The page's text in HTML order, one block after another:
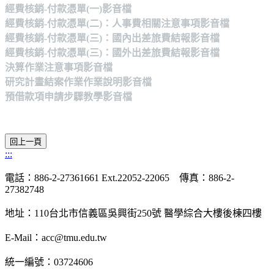
經費核銷-付款憑單(一)影音檔
經費核銷-付款憑單(二)：人事費相關注意事項影音檔
經費核銷-付款憑單(三)：國內出差旅費結報影音檔
經費核銷-付款憑單(三)：國外出差旅費結報影音檔
決算作業注意事項影音檔
研究計畫結案作業作業說明影音檔
預借款項申請步驟教學影音檔
:::
電話：886-2-27361661 Ext.22052-22065 傳真：886-2-
27382748
地址：110台北市信義區吳興街250號 醫學綜合大樓後棟四樓
E-Mail：acc@tmu.edu.tw
統一編號：03724606